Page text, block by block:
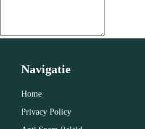
Navigatie
Home
Privacy Policy